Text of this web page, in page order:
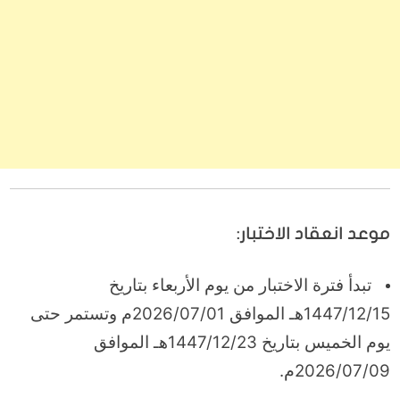
موعد انعقاد الاختبار:
تبدأ فترة الاختبار من يوم الأربعاء بتاريخ
1447/12/15هـ الموافق 2026/07/01م وتستمر حتى
يوم الخميس بتاريخ 1447/12/23هـ الموافق
2026/07/09م.